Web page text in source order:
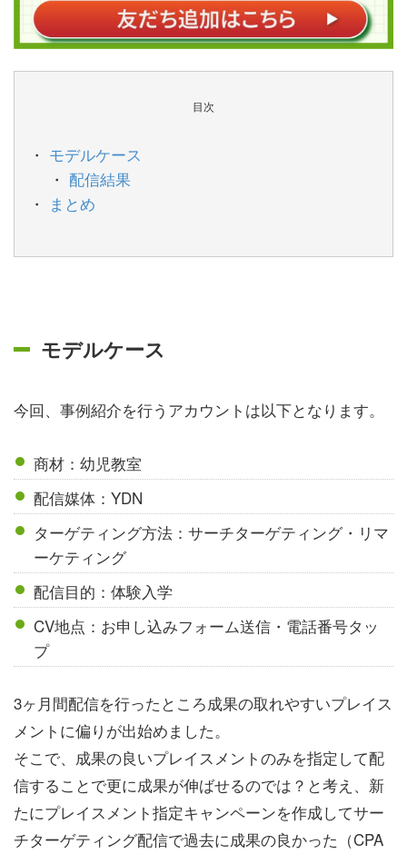
目次
モデルケース
配信結果
まとめ
モデルケース
今回、事例紹介を行うアカウントは以下となります。
商材：幼児教室
配信媒体：YDN
ターゲティング方法：サーチターゲティング・リマ
ーケティング
配信目的：体験入学
CV地点：お申し込みフォーム送信・電話番号タッ
プ
3ヶ月間配信を行ったところ成果の取れやすいプレイス
メントに偏りが出始めました。
そこで、成果の良いプレイスメントのみを指定して配
信することで更に成果が伸ばせるのでは？と考え、新
たにプレイスメント指定キャンペーンを作成してサー
チターゲティング配信で過去に成果の良かった（CPA